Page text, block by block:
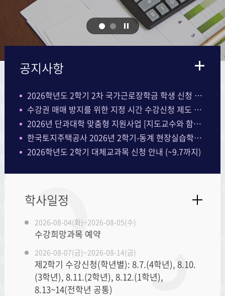
공지사항
2026학년도 2학기 2차 국가근로장학금 학생 신청 기간 안내 (~9.9까지)
수강권 매매 방지를 위한 지정 시간 수강신청 제도 운영 안내 및 수강신청 관련 학과 안내
2026년 단과대학 맞춤형 지원사업 [지도교수와 함께하는 Lab 멘토링 프로그램, ~8/7]
한국토지주택공사 2026년 2학기-동계 현장실습학기제 실습생 선발
2026학년도 2학기 대체교과목 신청 안내 (~9.7까지)
학사일정
2026-08-04(화)~2026-08-05(수)
수강희망과목 예약
2026-08-07(금)~2026-08-14(금)
제2학기 수강신청(학년별): 8.7.(4학년), 8.10.
(3학년), 8.11.(2학년), 8.12.(1학년),
8.13~14(전학년 공통)